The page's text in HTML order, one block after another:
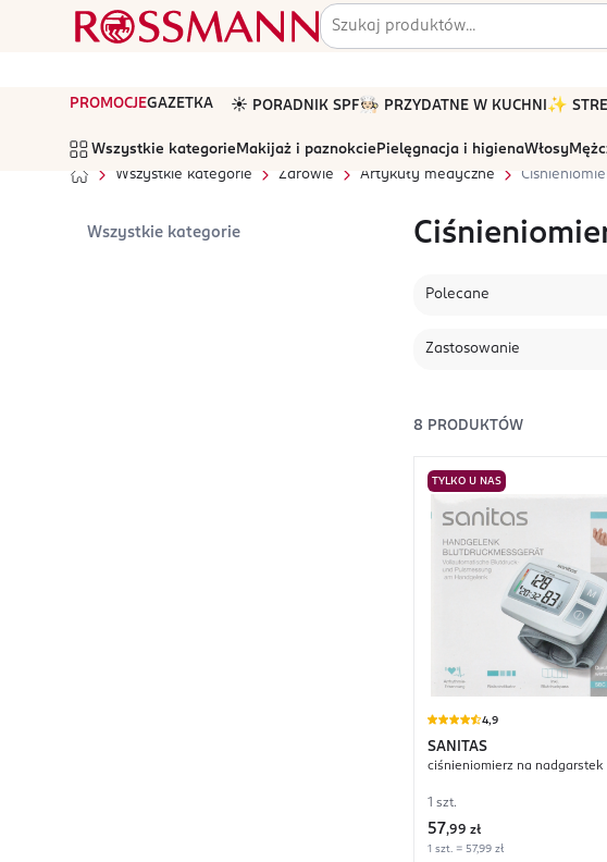
PROMOCJEGAZETKA ☀️ PORADNIK SPF🧑🏻‍🍳 PRZYDATNE W KUCHNI ✨
Wszystkie kategorie Makijaż i paznokcie Pielęgnacja i higienaWłosy
Wszystkie kategorie
Zdrowie Artykuły medyczne
Wszystkie kategorie
Polecane
Zastosowanie
8 PRODUKTÓW
TYLKO U NAS
4,9
SANITAS
ciśnieniomierz na nadgarstek
1 szt.
57,99 zł
1 szt. = 57,99 zł